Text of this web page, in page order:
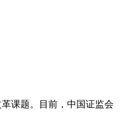
课题。目前，中国证监会